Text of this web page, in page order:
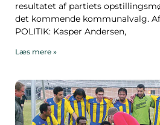
resultatet af partiets
det kommende kommunalvalg.
POLITIK: Kasper Andersen,
Læs mere »